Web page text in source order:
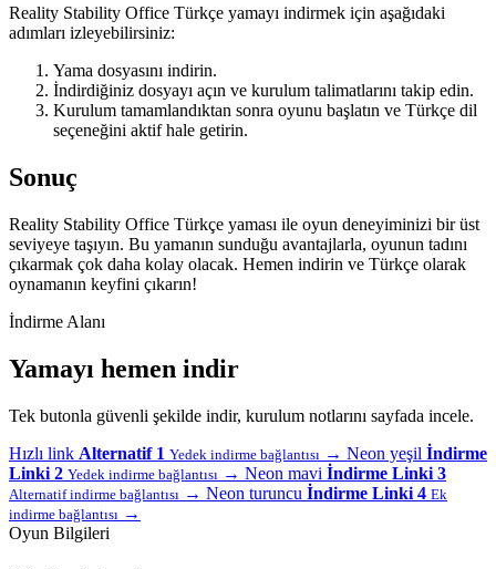
Reality Stability Office Türkçe yamayı indirmek için aşağıdaki
adımları izleyebilirsiniz:
Yama dosyasını indirin.
İndirdiğiniz dosyayı açın ve kurulum talimatlarını takip edin.
Kurulum tamamlandıktan sonra oyunu başlatın ve Türkçe dil
seçeneğini aktif hale getirin.
Sonuç
Reality Stability Office Türkçe yaması ile oyun deneyiminizi bir üst
seviyeye taşıyın. Bu yamanın sunduğu avantajlarla, oyunun tadını
çıkarmak çok daha kolay olacak. Hemen indirin ve Türkçe olarak
oynamanın keyfini çıkarın!
İndirme Alanı
Yamayı hemen indir
Tek butonla güvenli şekilde indir, kurulum notlarını sayfada incele.
Hızlı link Alternatif 1 Yedek indirme bağlantısı → Neon yeşil İndirme
Linki 2 Yedek indirme bağlantısı → Neon mavi İndirme Linki 3
Alternatif indirme bağlantısı → Neon turuncu İndirme Linki 4 Ek
indirme bağlantısı →
Oyun Bilgileri